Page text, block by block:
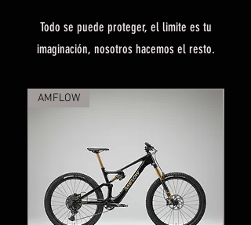
Todo se puede proteger, el limite es tu
imaginación, nosotros hacemos el resto.
AMFLOW